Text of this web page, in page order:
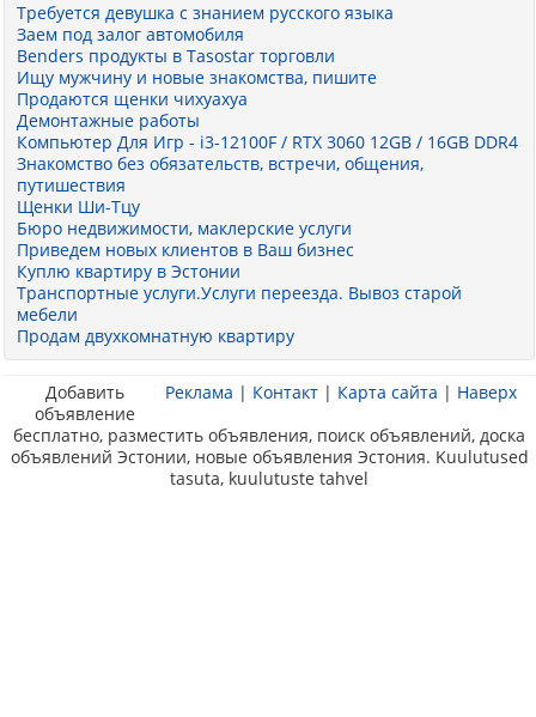
Требуется девушка с знанием русского языка
Заем под залог автомобиля
Benders продукты в Tasostar торговли
Ищу мужчину и новые знакомства, пишите
Продаются щенки чихуахуа
Демонтажные работы
Компьютер Для Игр - i3-12100F / RTX 3060 12GB / 16GB DDR4
Знакомство без обязательств, встречи, общения,
путишествия
Щенки Ши-Тцу
Бюро недвижимости, маклерские услуги
Приведем новых клиентов в Ваш бизнес
Куплю квартиру в Эстонии
Транспортные услуги.Услуги переезда. Вывоз старой
мебели
Продам двухкомнатную квартиру
Реклама | Контакт | Карта сайта | Наверх
Добавить
объявление
бесплатно, разместить объявления, поиск объявлений, доска
объявлений Эстонии, новые объявления Эстония. Kuulutused
tasuta, kuulutuste tahvel